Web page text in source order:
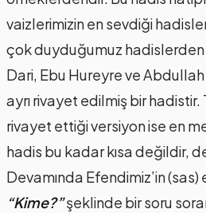
vaizlerimizin en sevdiği
çok duyduğumuz hadislerden
Dari, Ebu Hureyre ve Abdullah
ayrı rivayet edilmiş bir hadistir.
rivayet ettiği versiyon ise en
hadis bu kadar kısa değildir,
Devamında Efendimiz’in
“Kime?”şeklinde bir soru